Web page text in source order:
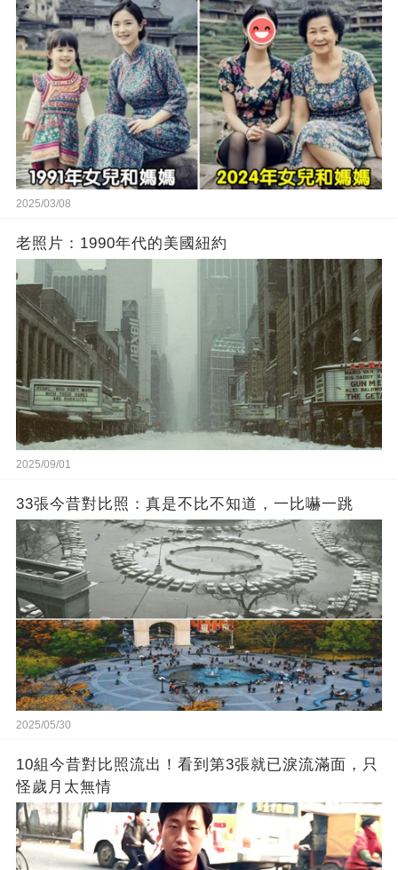
2025/03/08
老照片：1990年代的美國紐約
2025/09/01
33張今昔對比照：真是不比不知道，一比嚇一跳
2025/05/30
10組今昔對比照流出！看到第3張就已淚流滿面，只
怪歲月太無情